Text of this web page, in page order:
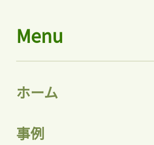
Menu
ホーム
事例